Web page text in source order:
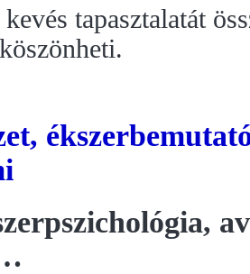
tapasztalatát